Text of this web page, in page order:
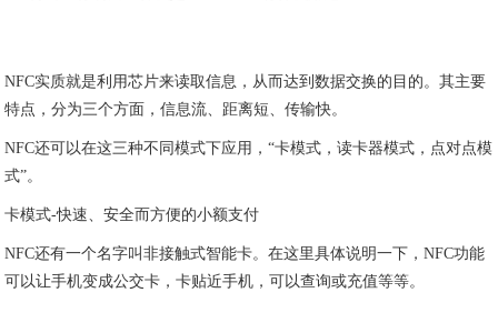
NFC实质就是利用芯片来读取信息，从而达到数据交换的目的。其主要
特点，分为三个方面，信息流、距离短、传输快。
NFC还可以在这三种不同模式下应用，“卡模式，读卡器模式，点对点模
式”。
卡模式-快速、安全而方便的小额支付
NFC还有一个名字叫非接触式智能卡。在这里具体说明一下，NFC功能
可以让手机变成公交卡，卡贴近手机，可以查询或充值等等。